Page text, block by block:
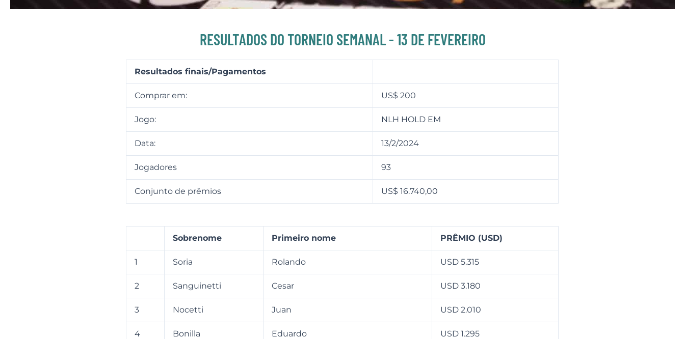
RESULTADOS DO TORNEIO SEMANAL - 13 DE FEVEREIRO
Resultados finais/Pagamentos
Comprar em: US$ 200
Jogo: NLH HOLD EM
Data: 13/2/2024
Jogadores 93
Conjunto de prêmios US$ 16.740,00
Sobrenome Primeiro nome PRÊMIO (USD)
1 Soria Rolando USD 5.315
2 Sanguinetti Cesar USD 3.180
3 Nocetti Juan USD 2.010
4 Bonilla Eduardo USD 1.295